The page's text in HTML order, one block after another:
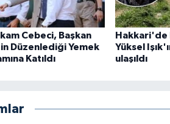
Cebeci, Başkan
Düzenlediği Yemek
Katıldı
Hakkari'de
Yüksel
ulaşıldı